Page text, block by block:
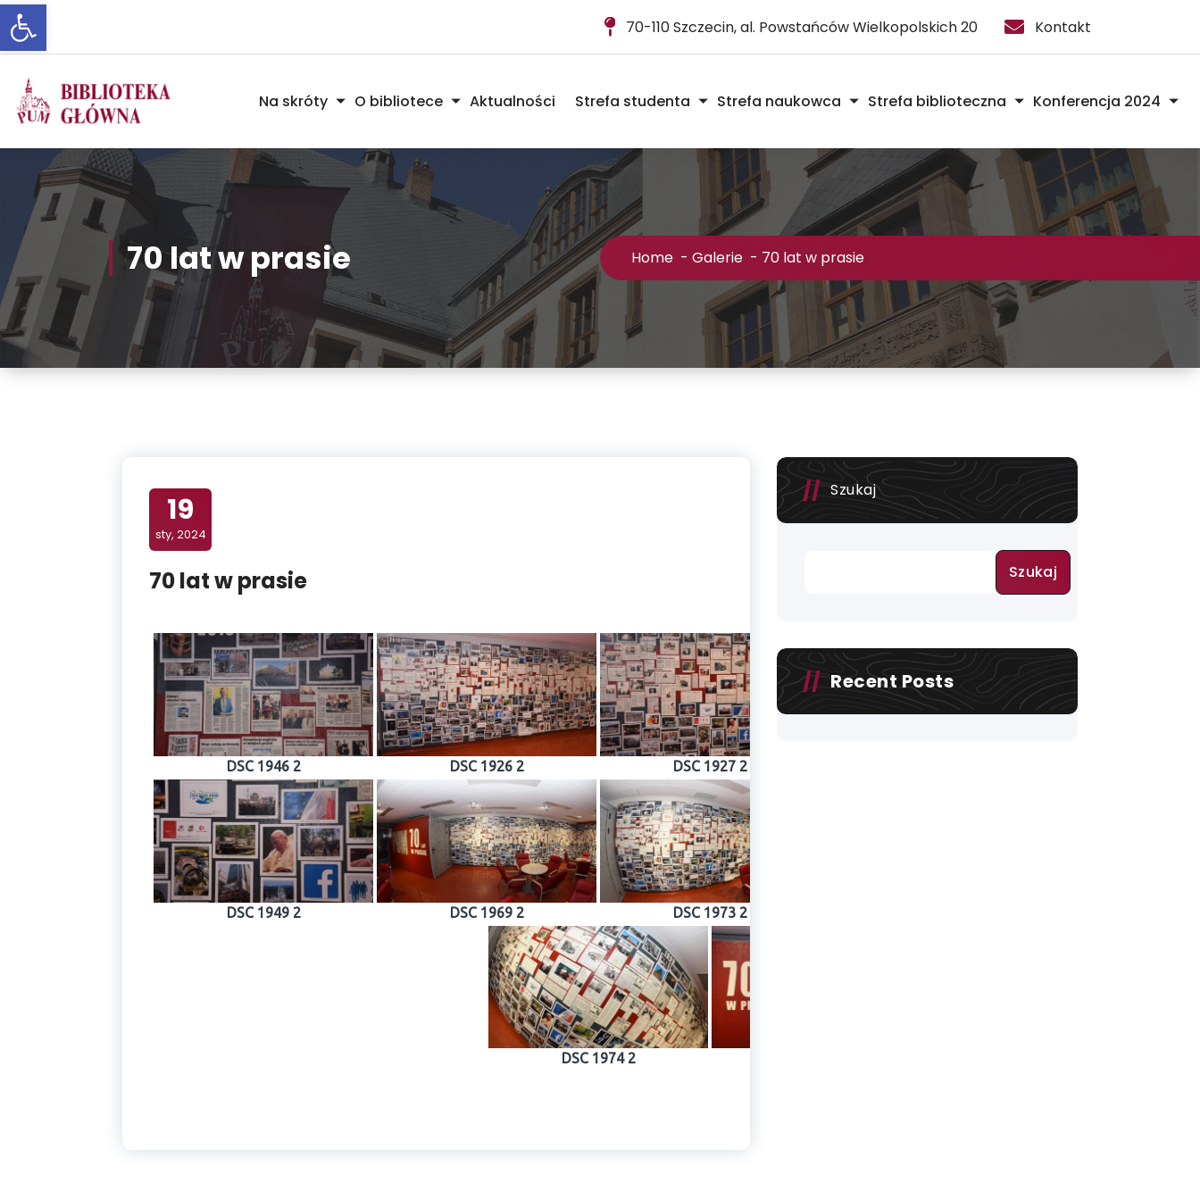
Otwórz pasek narzędzi
Skip
to
Content
70-110 Szczecin, al. Powstańców Wielkopolskich 20 Kontakt
Na skróty O bibliotece Aktualności Strefa studenta Strefa naukowca Strefa biblioteczna Konferencja 2024
70 lat w prasie Home - Galerie - 70 lat w prasie
19
sty, 2024
70 lat w prasie
DSC 1946 2 DSC 1926 2 DSC 1927 2
DSC 1949 2 DSC 1969 2 DSC 1973 2
DSC 1974 2
Szukaj
Szukaj
Recent Posts